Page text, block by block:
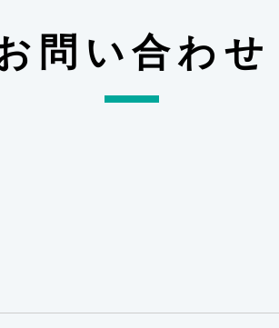
問い合わせ